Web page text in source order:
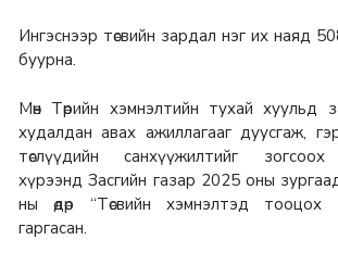
Ингэснээр төсвийн зардал нэг их наяд
буурна.
Мөн Төрийн хэмнэлтийн тухай хуульд
худалдан авах ажиллагааг дуусгаж,
төслүүдийн санхүүжилтийг
хүрээнд Засгийн газар 2025 оны
ны өдөр “Төсвийн хэмнэлтэд тооцох
гаргасан.